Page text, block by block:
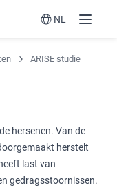
Menu
NL
Switch
ARISE studie
hersenen. Van de
herstelt
last van
gedragsstoornissen.